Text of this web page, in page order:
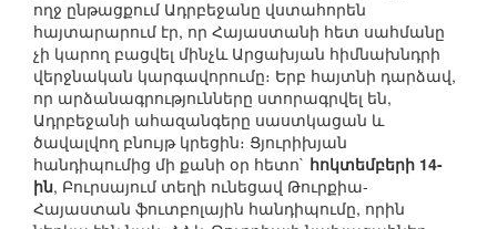
ողջ ընթացքում Ադրբեջանը վստահորեն
հայտարարում էր, որ Հայաստանի հետ սահմանը
չի կարող բացվել մինչև Արցախյան հիմնախնդրի
վերջնական կարգավորումը։ Երբ հայտնի դարձավ,
որ արձանագրությունները ստորագրվել են,
Ադրբեջանի ահազանգերը սաստկացան և
ծավալվող բնույթ կրեցին։ Ցյուրիխյան
հանդիպումից մի քանի օր հետո` հոկտեմբերի 14-
ին, Բուրսայում տեղի ունեցավ Թուրքիա-
Հայաստան ֆուտբոլային հանդիպումը, որին